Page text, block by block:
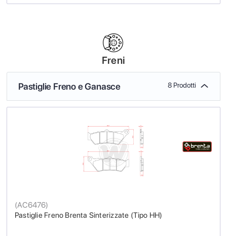
Freni
Pastiglie Freno e Ganasce 8 Prodotti
Pastiglie Freno Brenta Sinterizzate (Tipo HH)
(AC6476)